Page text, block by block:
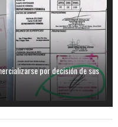
por decisión de sus